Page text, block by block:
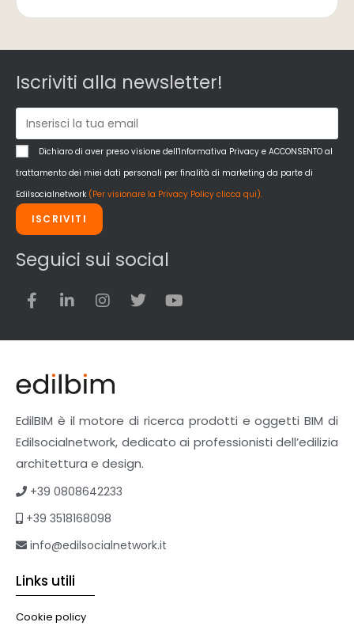
Iscriviti alla newsletter!
Dichiaro di aver preso visione dell'Informativa Privacy e ACCONSENTO al
trattamento dei miei dati personali per finalità di marketing da parte di
Edilsocialnetwork (Per visionare la Privacy Policy clicca qui).
ISCRIVITI
Seguici sui social
EdilBIM è il motore di ricerca prodotti e oggetti BIM di
Edilsocialnetwork, dedicato ai professionisti dell’edilizia
architettura e design.
+39 0808642233
+39 3518168098
info@edilsocialnetwork.it
Links utili
Cookie policy